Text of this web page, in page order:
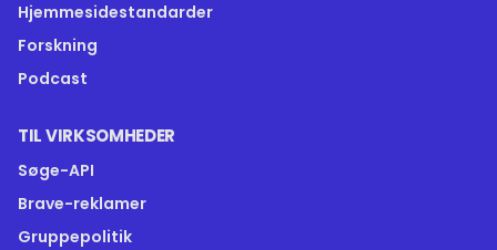
Hjemmesidestandarder
Forskning
Podcast
TIL VIRKSOMHEDER
Søge-API
Brave-reklamer
Gruppepolitik